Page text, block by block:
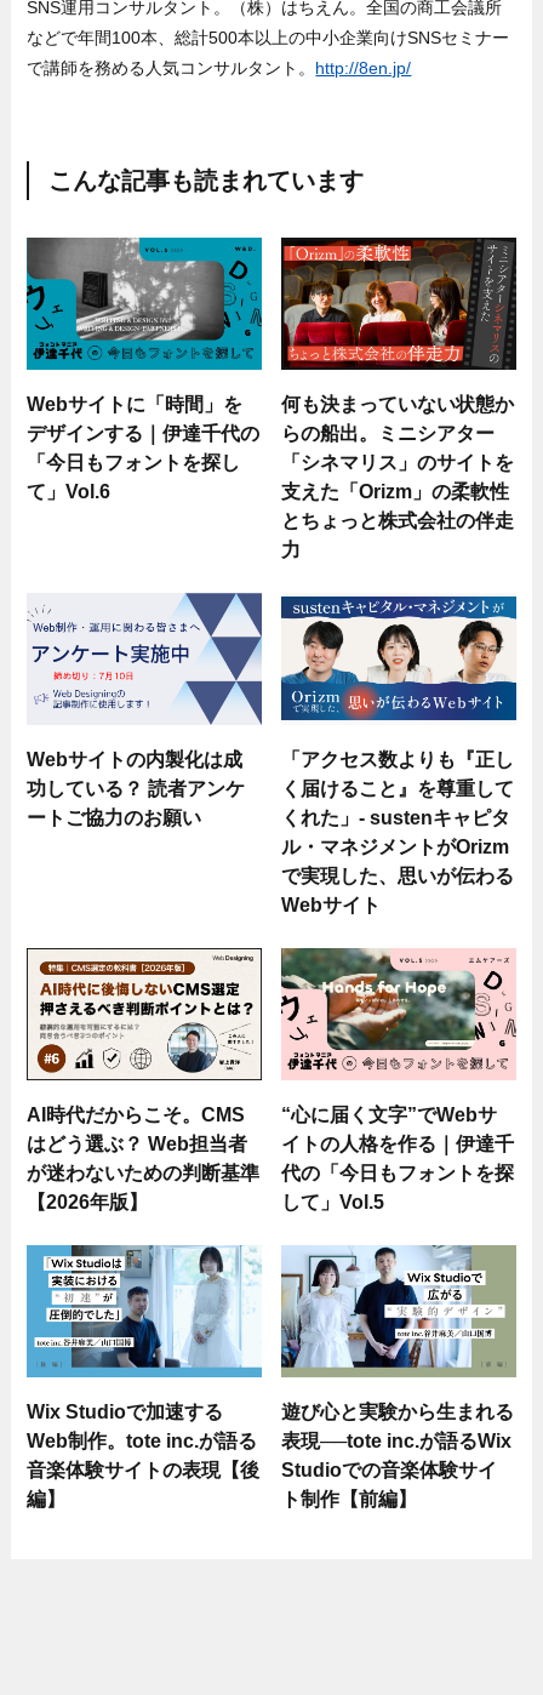
SNS運用コンサルタント。（株）はちえん。全国の商工会議所
などで年間100本、総計500本以上の中小企業向けSNSセミナー
で講師を務める人気コンサルタント。 http://8en.jp/
こんな記事も読まれています
Webサイトに「時間」を
デザインする｜伊達千代の
「今日もフォントを探し
て」Vol.6
何も決まっていない状態か
らの船出。ミニシアター
「シネマリス」のサイトを
支えた「Orizm」の柔軟性
とちょっと株式会社の伴走
力
Webサイトの内製化は成
功している？ 読者アンケ
ートご協力のお願い
「アクセス数よりも『正し
く届けること』を尊重して
くれた」- sustenキャピタ
ル・マネジメントがOrizm
で実現した、思いが伝わる
Webサイト
AI時代だからこそ。CMS
はどう選ぶ？ Web担当者
が迷わないための判断基準
【2026年版】
“心に届く文字”でWebサ
イトの人格を作る｜伊達千
代の「今日もフォントを探
して」Vol.5
Wix Studioで加速する
Web制作。tote inc.が語る
音楽体験サイトの表現【後
編】
遊び心と実験から生まれる
表現──tote inc.が語るWix
Studioでの音楽体験サイ
ト制作【前編】